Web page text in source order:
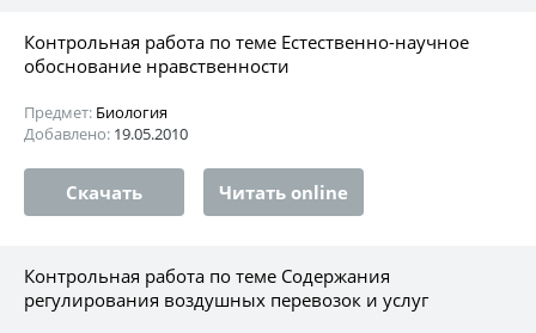
Контрольная работа по теме Естественно-научное
обоснование нравственности
Предмет: Биология
Добавлено: 19.05.2010
Скачать Читать online
Контрольная работа по теме Содержания
регулирования воздушных перевозок и услуг